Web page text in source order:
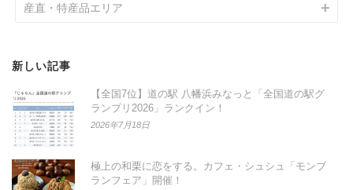
産直・特産品エリア
新しい記事
【全国7位】道の駅 八幡浜みなっと「全国道の駅グ
ランプリ2026」ランクイン！
2026年7月18日
極上の和栗に恋をする。カフェ・シュシュ「モンブ
ランフェア」開催！